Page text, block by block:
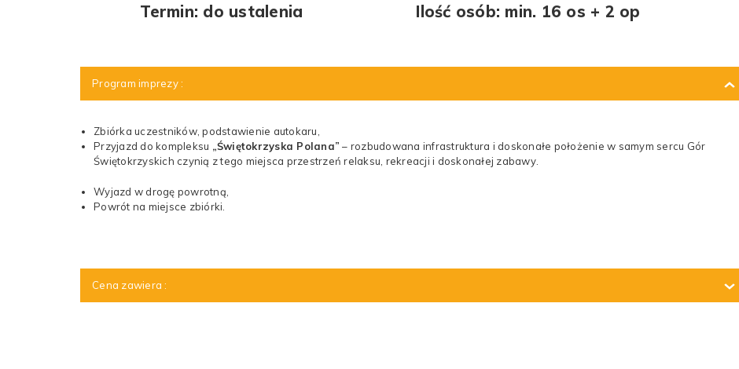
Termin: do ustalenia Ilość osób: min. 16 os + 2 op
Program imprezy :
Zbiórka uczestników, podstawienie autokaru,
Przyjazd do kompleksu „Świętokrzyska Polana” – rozbudowana infrastruktura i doskonałe położenie w samym sercu Gór
Świętokrzyskich czynią z tego miejsca przestrzeń relaksu, rekreacji i doskonałej zabawy.
Wyjazd w drogę powrotną,
Powrót na miejsce zbiórki.
Cena zawiera :